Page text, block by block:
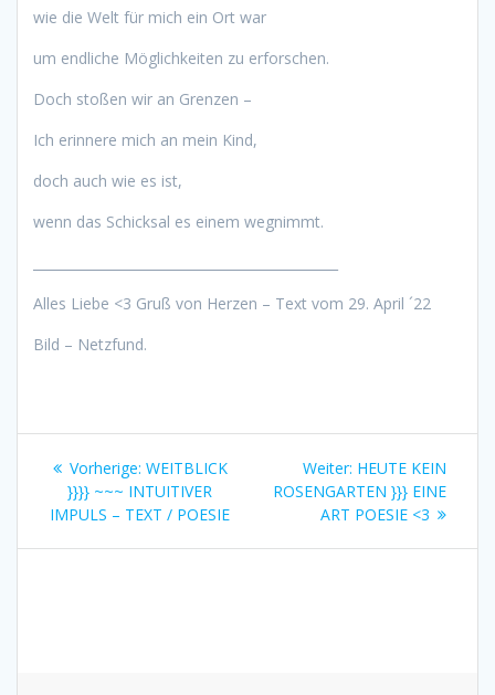
wie die Welt für mich ein Ort war
um endliche Möglichkeiten zu erforschen.
Doch stoßen wir an Grenzen –
Ich erinnere mich an mein Kind,
doch auch wie es ist,
wenn das Schicksal es einem wegnimmt.
Alles Liebe <3 Gruß von Herzen – Text vom 29. April ´22
Bild – Netzfund.
Beitragsnavigation
Vorherige: Vorheriger
Beitrag:
WEITBLICK
}}}} ~~~ INTUITIVER
IMPULS – TEXT / POESIE
Weiter: Nächster
Beitrag:
HEUTE KEIN
ROSENGARTEN }}} EINE
ART POESIE <3